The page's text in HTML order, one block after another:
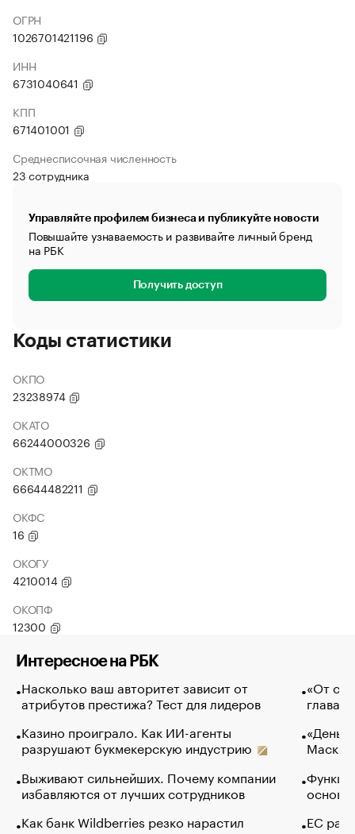
ОГРН
1026701421196
ИНН
6731040641
КПП
671401001
Среднесписочная численность
23 сотрудника
Управляйте профилем бизнеса и публикуйте новости
Повышайте узнаваемость и развивайте личный бренд
на РБК
Получить доступ
Коды статистики
ОКПО
23238974
ОКАТО
66244000326
ОКТМО
66644482211
ОКФС
16
ОКОГУ
4210014
ОКОПФ
12300
Интересное на РБК
Насколько ваш авторитет зависит от
атрибутов престижа? Тест для лидеров
Казино проиграло. Как ИИ-агенты
разрушают букмекерскую индустрию
Выживают сильнейших. Почему компании
избавляются от лучших сотрудников
Как банк Wildberries резко нарастил
«От
глава
Маск в
основ
ЕС